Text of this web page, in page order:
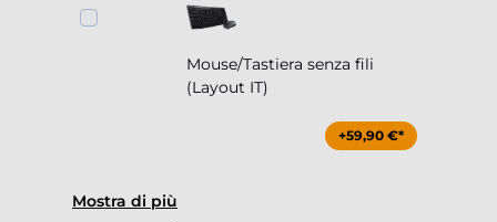
Mouse/Tastiera senza fili
(Layout IT)
+59,90 €*
Mostra di più